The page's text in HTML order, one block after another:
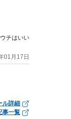
チはいい
01月17日
ル詳細
事一覧